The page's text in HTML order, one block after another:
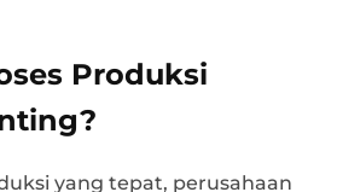
Produksi
yang tepat, perusahaan